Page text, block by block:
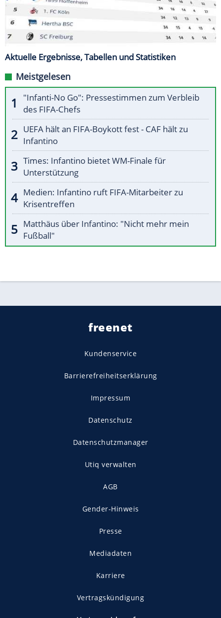
Aktuelle Ergebnisse, Tabellen und Statistiken
Meistgelesen
"Infanti-No Go": Pressestimmen zum Verbleib
des FIFA-Chefs
UEFA hält an FIFA-Boykott fest - CAF hält zu
Infantino
Times: Infantino bietet WM-Finale für
Unterstützung
Medien: Infantino ruft FIFA-Mitarbeiter zu
Krisentreffen
Matthäus über Infantino: "Nicht mehr mein
Fußball"
freenet
Kundenservice
Barrierefreiheitserklärung
Impressum
Datenschutz
Datenschutzmanager
Utiq verwalten
AGB
Gender-Hinweis
Presse
Mediadaten
Karriere
Vertragskündigung